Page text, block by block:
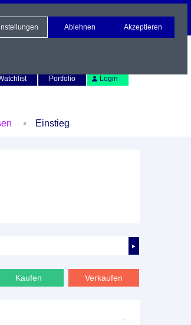
Portfolio Login
Einstieg
►
Verkaufen
Kaufen
-
Ablehnen Akzeptieren